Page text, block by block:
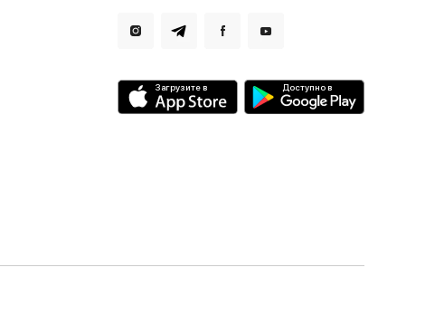
Загрузите в Доступно в